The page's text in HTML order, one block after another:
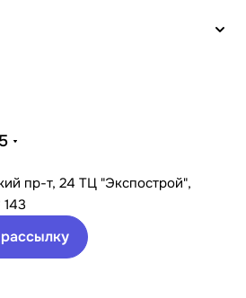
пр-т, 24 ТЦ "Экспострой",